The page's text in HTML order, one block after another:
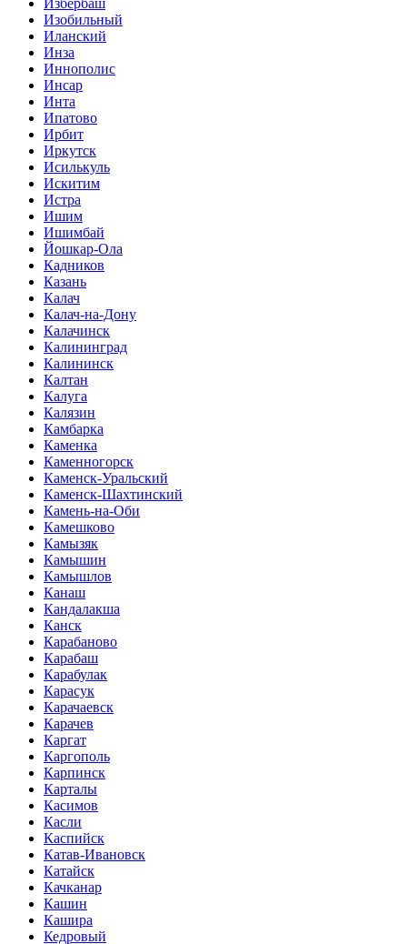
Избербаш
Изобильный
Иланский
Инза
Иннополис
Инсар
Инта
Ипатово
Ирбит
Иркутск
Исилькуль
Искитим
Истра
Ишим
Ишимбай
Йошкар-Ола
Кадников
Казань
Калач
Калач-на-Дону
Калачинск
Калининград
Калининск
Калтан
Калуга
Калязин
Камбарка
Каменка
Каменногорск
Каменск-Уральский
Каменск-Шахтинский
Камень-на-Оби
Камешково
Камызяк
Камышин
Камышлов
Канаш
Кандалакша
Канск
Карабаново
Карабаш
Карабулак
Карасук
Карачаевск
Карачев
Каргат
Каргополь
Карпинск
Карталы
Касимов
Касли
Каспийск
Катав-Ивановск
Катайск
Качканар
Кашин
Кашира
Кедровый